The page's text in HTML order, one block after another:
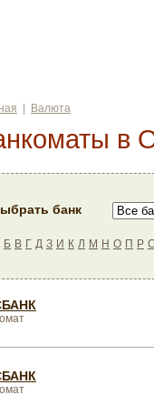
Валюта
в
банк
Б В Г Д З И К Л М Н О П Р